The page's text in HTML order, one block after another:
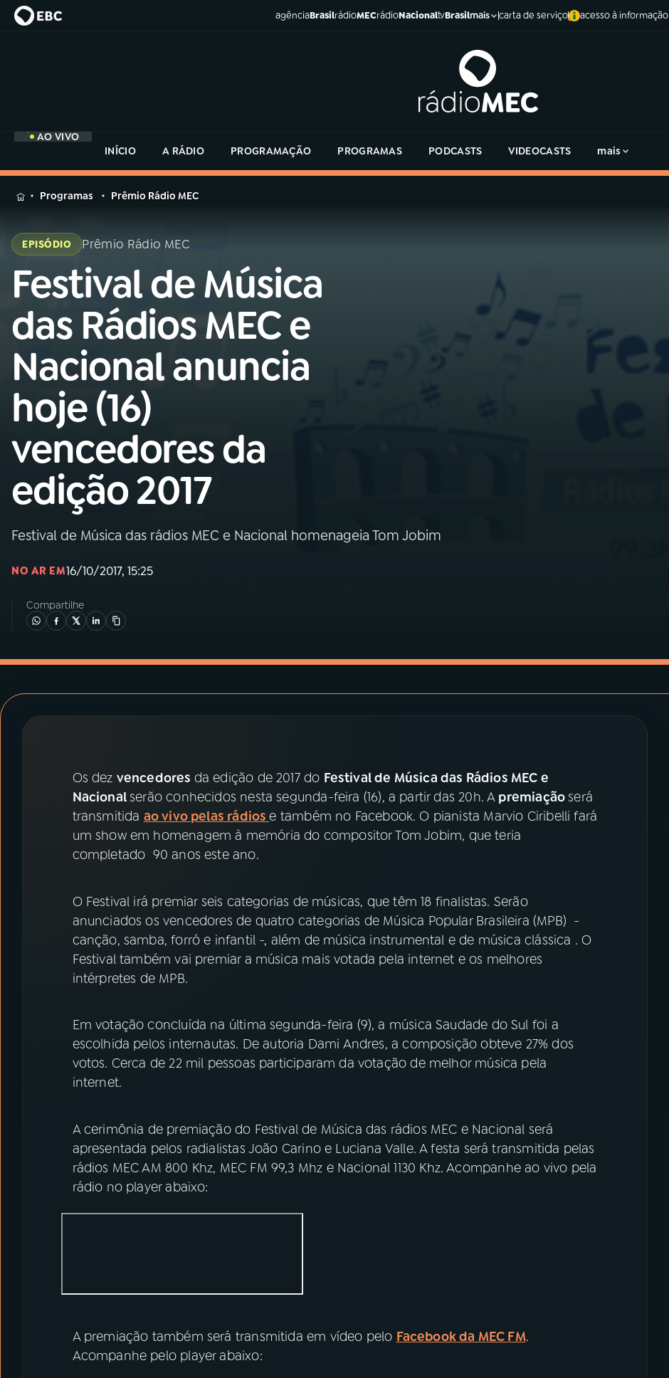
agênciaBrasilrádioMECrádioNacionaltvBrasilmais carta de serviço acesso à informação
AO VIVO
INÍCIO
A RÁDIO PROGRAMAÇÃO PROGRAMAS PODCASTS VIDEOCASTS mais
MENU
Buscar
na
Rádio
MEC
Início AO VIVO
01INÍCIO
02A RÁDIO
03 PROGRAMAÇÃO
04 PROGRAMAS
Instagram X
na
Rádio
Programas Prêmio Rádio MEC
EPISÓDIO Prêmio Rádio MEC
Festival de Música
das Rádios MEC e
Nacional anuncia
hoje (16)
vencedores da
edição 2017
Festival de Música das rádios MEC e Nacional homenageia Tom Jobim
NO AR EM16/10/2017, 15:25
Compartilhe
Os dez vencedores da edição de 2017 do Festival de Música das Rádios MEC e
Nacionalserão conhecidos nesta segunda-feira (16), a partir das 20h. A premiaçãoserá
transmitida ao vivo pelas rádiose também no Facebook. O pianista Marvio Ciribelli fará
um show em homenagem à memória do compositor Tom Jobim, que teria
completado 90 anos este ano.
O Festival irá premiar seis categorias de músicas, que têm 18 finalistas. Serão
anunciados os vencedores de quatro categorias de Música Popular Brasileira (MPB) -
canção, samba, forró e infantil -, além de música instrumental e de música clássica . O
Festival também vai premiar a música mais votada pela internet e os melhores
intérpretes de MPB.
Em votação concluída na última segunda-feira (9), a música Saudade do Sul foi a
escolhida pelos internautas. De autoria Dami Andres, a composição obteve 27% dos
votos. Cerca de 22 mil pessoas participaram da votação de melhor música pela
internet.
A cerimônia de premiação do Festival de Música das rádios MEC e Nacional será
apresentada pelos radialistas João Carino e Luciana Valle. A festa será transmitida pelas
rádios MEC AM 800 Khz, MEC FM 99,3 Mhz e Nacional 1130 Khz. Acompanhe ao vivo pela
rádio no player abaixo:
A premiação também será transmitida em vídeo pelo Facebook da MEC FM.
Acompanhe pelo player abaixo: